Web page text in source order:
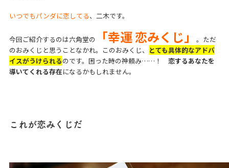
いつでもパンダに恋してる、二木です。
今回ご紹介するのは六角堂の 「幸運 恋みくじ」
。ただ
のおみくじと思うことなかれ。このおみくじ、
とても具体的なアドバ
イスがうけられるのです。困った時の神頼み……！ 恋するあなたを
導いてくれる存在になるかもしれません。
これが恋みくじだ